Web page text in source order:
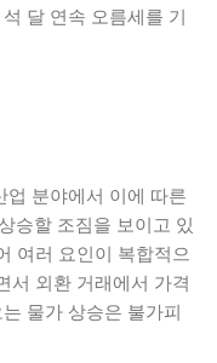
달 연속 오름세를 기
업 분야에서 이에 따른
승할 조짐을 보이고 있
여러 요인이 복합적으
서 외환 거래에서 가격
물가 상승은 불가피